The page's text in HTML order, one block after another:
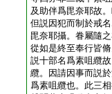
及助伴爲毘奈耶故
但説因犯而制於戒
毘奈耶攝。眷屬隨
從如是終至奉行皆
説十部名爲素咀纜
纜。因請因事而説
爲素咀纜也。此三